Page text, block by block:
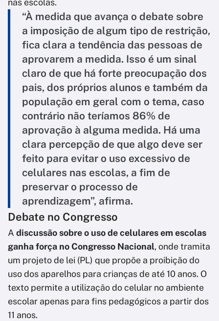
nas escolas​.
“À medida que avança o debate sobre
a imposição de algum tipo de restrição,
fica clara a tendência das pessoas de
aprovarem a medida. Isso é um sinal
claro de que há forte preocupação dos
pais, dos próprios alunos e também da
população em geral com o tema, caso
contrário não teríamos 86% de
aprovação à alguma medida. Há uma
clara percepção de que algo deve ser
feito para evitar o uso excessivo de
celulares nas escolas, a fim de
preservar o processo de
aprendizagem”, afirma.
Debate no Congresso
A discussão sobre o uso de celulares em escolas
ganha força no Congresso Nacional, onde tramita
um projeto de lei (PL) que propõe a proibição do
uso dos aparelhos para crianças de até 10 anos. O
texto permite a utilização do celular no ambiente
escolar apenas para fins pedagógicos a partir dos
11 anos.